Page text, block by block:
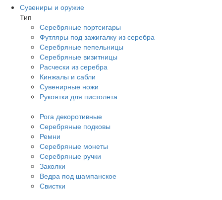
Сувениры и оружие
Тип
Серебряные портсигары
Футляры под зажигалку из серебра
Серебряные пепельницы
Серебряные визитницы
Расчески из серебра
Кинжалы и сабли
Сувенирные ножи
Рукоятки для пистолета
Рога декоротивные
Серебряные подковы
Ремни
Серебряные монеты
Серебряные ручки
Заколки
Ведра под шампанское
Свистки